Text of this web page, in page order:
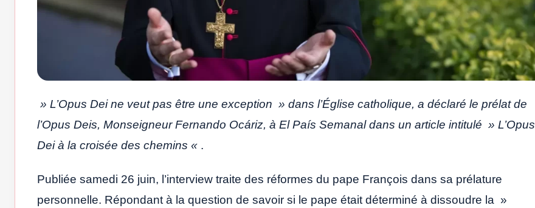
» L’Opus Dei ne veut pas être une exception » dans l’Église catholique, a déclaré le prélat de
l’Opus Deis, Monseigneur Fernando Ocáriz, à El País Semanal dans un article intitulé » L’Opus
Dei à la croisée des chemins « .
Publiée samedi 26 juin, l’interview traite des réformes du pape François dans sa prélature
personnelle. Répondant à la question de savoir si le pape était déterminé à dissoudre la »